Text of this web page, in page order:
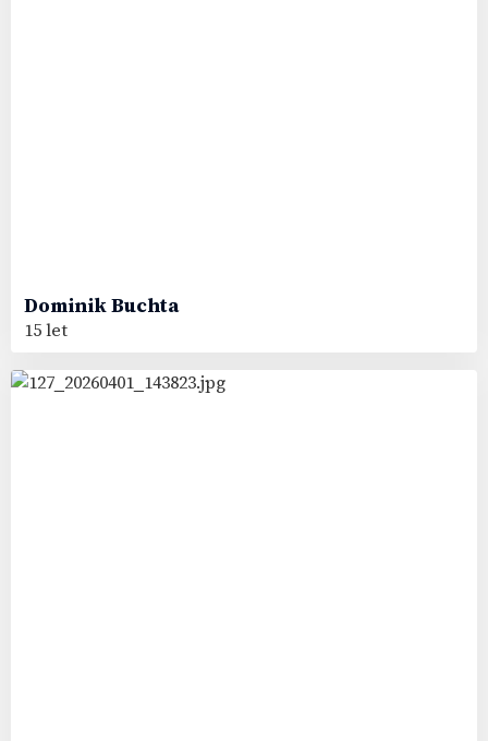
DominikBuchta
15 let